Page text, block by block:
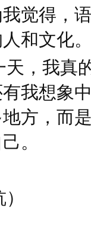
觉得，
和文化
，我真
我想象
方，而
。